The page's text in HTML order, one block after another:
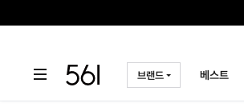
뉴
단
브랜드 베스트